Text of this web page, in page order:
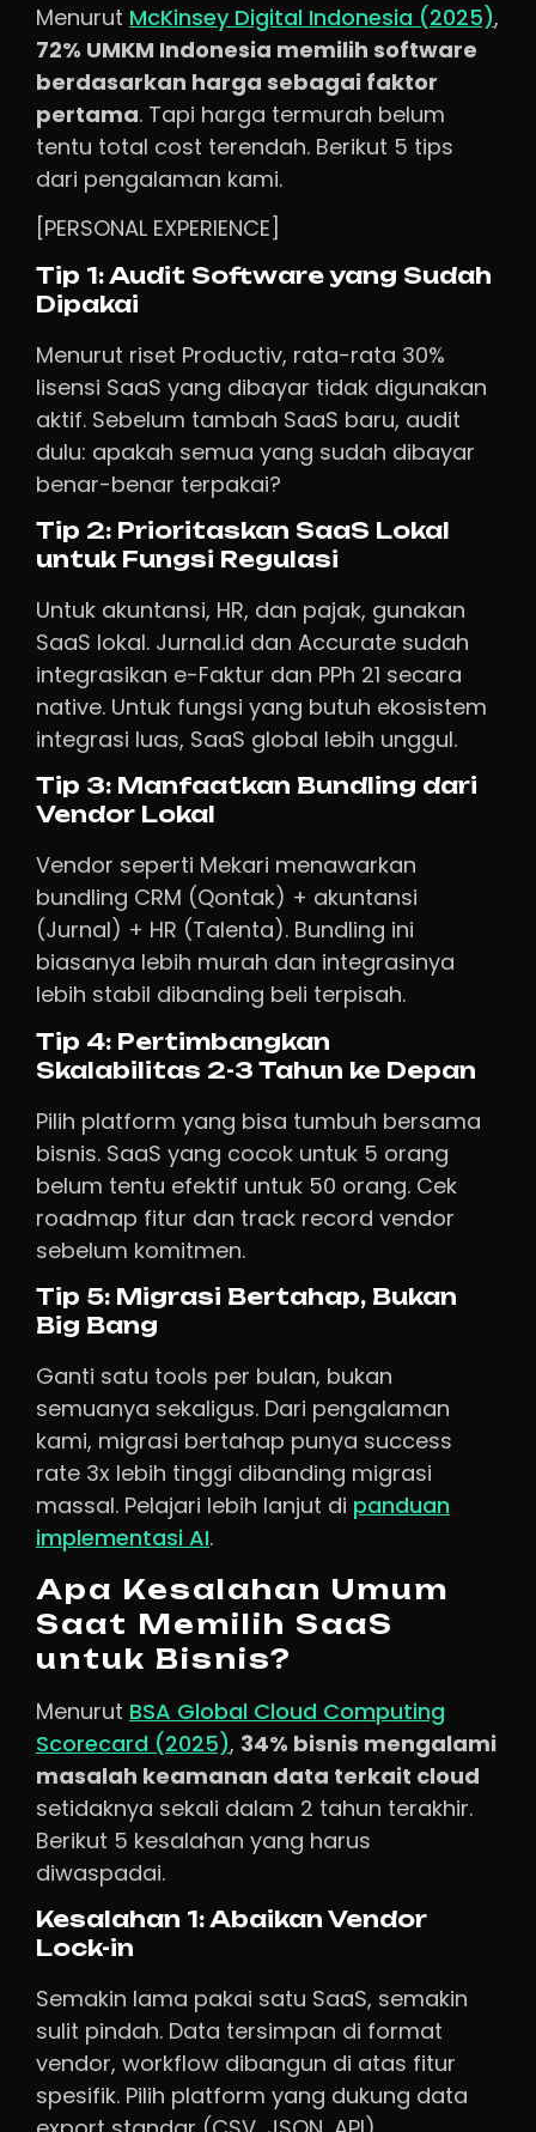
Menurut McKinsey Digital Indonesia (2025),
72% UMKM Indonesia memilih software
berdasarkan harga sebagai faktor
pertama. Tapi harga termurah belum
tentu total cost terendah. Berikut 5 tips
dari pengalaman kami.
[PERSONAL EXPERIENCE]
Tip 1: Audit Software yang Sudah
Dipakai
Menurut riset Productiv, rata-rata 30%
lisensi SaaS yang dibayar tidak digunakan
aktif. Sebelum tambah SaaS baru, audit
dulu: apakah semua yang sudah dibayar
benar-benar terpakai?
Tip 2: Prioritaskan SaaS Lokal
untuk Fungsi Regulasi
Untuk akuntansi, HR, dan pajak, gunakan
SaaS lokal. Jurnal.id dan Accurate sudah
integrasikan e-Faktur dan PPh 21 secara
native. Untuk fungsi yang butuh ekosistem
integrasi luas, SaaS global lebih unggul.
Tip 3: Manfaatkan Bundling dari
Vendor Lokal
Vendor seperti Mekari menawarkan
bundling CRM (Qontak) + akuntansi
(Jurnal) + HR (Talenta). Bundling ini
biasanya lebih murah dan integrasinya
lebih stabil dibanding beli terpisah.
Tip 4: Pertimbangkan
Skalabilitas 2-3 Tahun ke Depan
Pilih platform yang bisa tumbuh bersama
bisnis. SaaS yang cocok untuk 5 orang
belum tentu efektif untuk 50 orang. Cek
roadmap fitur dan track record vendor
sebelum komitmen.
Tip 5: Migrasi Bertahap, Bukan
Big Bang
Ganti satu tools per bulan, bukan
semuanya sekaligus. Dari pengalaman
kami, migrasi bertahap punya success
rate 3x lebih tinggi dibanding migrasi
massal. Pelajari lebih lanjut di panduan
implementasi AI.
Apa Kesalahan Umum
Saat Memilih SaaS
untuk Bisnis?
Menurut BSA Global Cloud Computing
Scorecard (2025), 34% bisnis mengalami
masalah keamanan data terkait cloud
setidaknya sekali dalam 2 tahun terakhir.
Berikut 5 kesalahan yang harus
diwaspadai.
Kesalahan 1: Abaikan Vendor
Lock-in
Semakin lama pakai satu SaaS, semakin
sulit pindah. Data tersimpan di format
vendor, workflow dibangun di atas fitur
spesifik. Pilih platform yang dukung data